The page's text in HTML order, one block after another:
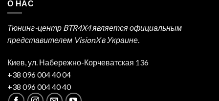
О НАС
Тюнинг-центр BTR4X4 является официальным
представителем VisionX в Украине.
Киев, ул. Набережно-Корчеватская 136
+38 096 004 40 04
+38 096 004 40 40